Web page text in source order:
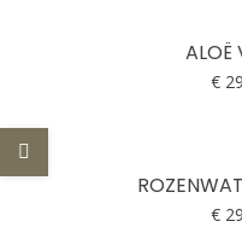
ALOË
€
€